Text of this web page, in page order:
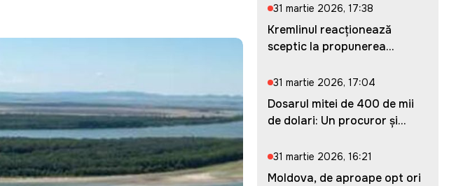
31 martie 2026, 17:38
Kremlinul reacționează
sceptic la propunerea
31 martie 2026, 17:04
Dosarul mitei de 400 de mii
de dolari: Un procuror și...
31 martie 2026, 16:21
Moldova, de aproape opt ori